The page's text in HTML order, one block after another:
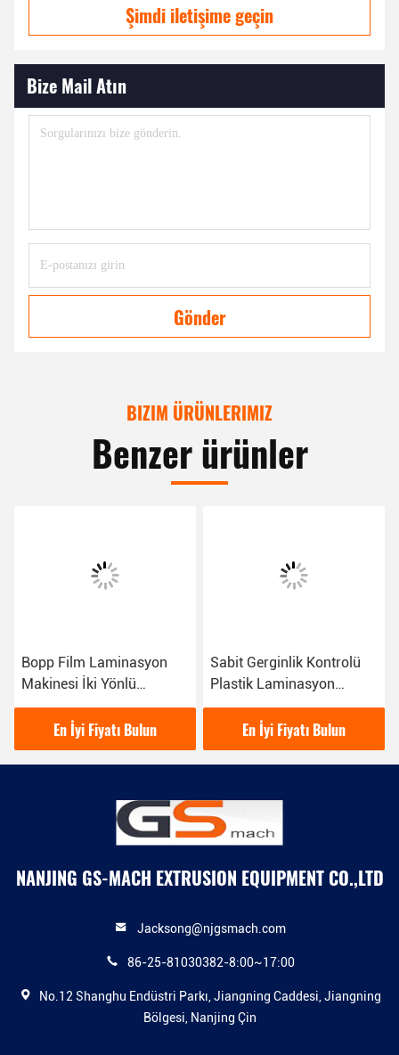
Şimdi iletişime geçin
Bize Mail Atın
Gönder
BIZIM ÜRÜNLERIMIZ
Benzer ürünler
Bopp Film Laminasyon
Makinesi İki Yönlü
Yönlendirmeli Film
Ekstrüzyon Laminasyon
Tesisi
En İyi Fiyatı Bulun
Sabit Gerginlik Kontrolü
Plastik Laminasyon
Makinesi PE Kağıt
Laminasyon Makinesi
Ekstrüzyon Kaplama
En İyi Fiyatı Bulun
NANJING GS-MACH EXTRUSION EQUIPMENT CO.,LTD
Jacksong@njgsmach.com
86-25-81030382-8:00~17:00
No.12 Shanghu Endüstri Parkı, Jiangning Caddesi, Jiangning
Bölgesi, Nanjing Çin